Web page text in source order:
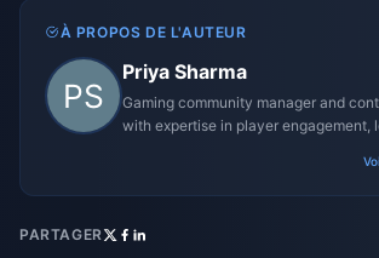
À PROPOS DE L'AUTEUR
Priya Sharma
Gaming community manager and
with expertise in player engagement,
PARTAGER